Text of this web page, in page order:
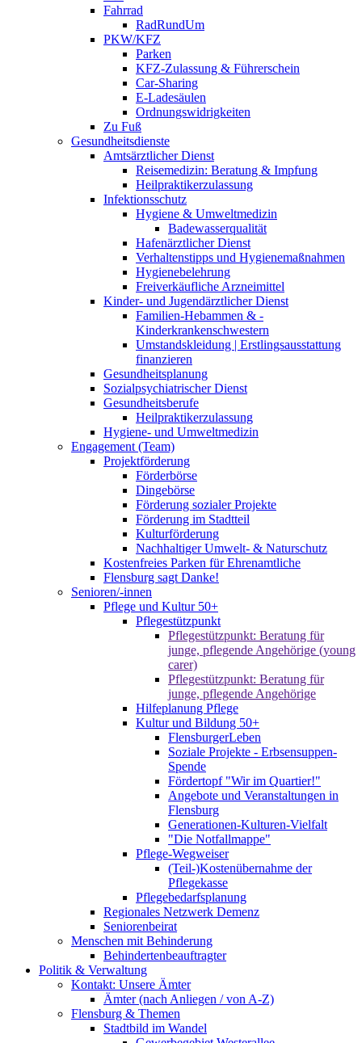
Fahrrad
RadRundUm
PKW/KFZ
Parken
KFZ-Zulassung & Führerschein
Car-Sharing
E-Ladesäulen
Ordnungswidrigkeiten
Zu Fuß
Gesundheitsdienste
Amtsärztlicher Dienst
Reisemedizin: Beratung & Impfung
Heilpraktikerzulassung
Infektionsschutz
Hygiene & Umweltmedizin
Badewasserqualität
Hafenärztlicher Dienst
Verhaltenstipps und Hygienemaßnahmen
Hygienebelehrung
Freiverkäufliche Arzneimittel
Kinder- und Jugendärztlicher Dienst
Familien-Hebammen & -
Kinderkrankenschwestern
Umstandskleidung | Erstlingsausstattung
finanzieren
Gesundheitsplanung
Sozialpsychiatrischer Dienst
Gesundheitsberufe
Heilpraktikerzulassung
Hygiene- und Umweltmedizin
Engagement (Team)
Projektförderung
Förderbörse
Dingebörse
Förderung sozialer Projekte
Förderung im Stadtteil
Kulturförderung
Nachhaltiger Umwelt- & Naturschutz
Kostenfreies Parken für Ehrenamtliche
Flensburg sagt Danke!
Senioren/-innen
Pflege und Kultur 50+
Pflegestützpunkt
Pflegestützpunkt: Beratung für
junge, pflegende Angehörige (young
carer)
Pflegestützpunkt: Beratung für
junge, pflegende Angehörige
Hilfeplanung Pflege
Kultur und Bildung 50+
FlensburgerLeben
Soziale Projekte - Erbsensuppen-
Spende
Fördertopf "Wir im Quartier!"
Angebote und Veranstaltungen in
Flensburg
Generationen-Kulturen-Vielfalt
"Die Notfallmappe"
Pflege-Wegweiser
(Teil-)Kostenübernahme der
Pflegekasse
Pflegebedarfsplanung
Regionales Netzwerk Demenz
Seniorenbeirat
Menschen mit Behinderung
Behindertenbeauftragter
Politik & Verwaltung
Kontakt: Unsere Ämter
Ämter (nach Anliegen / von A-Z)
Flensburg & Themen
Stadtbild im Wandel